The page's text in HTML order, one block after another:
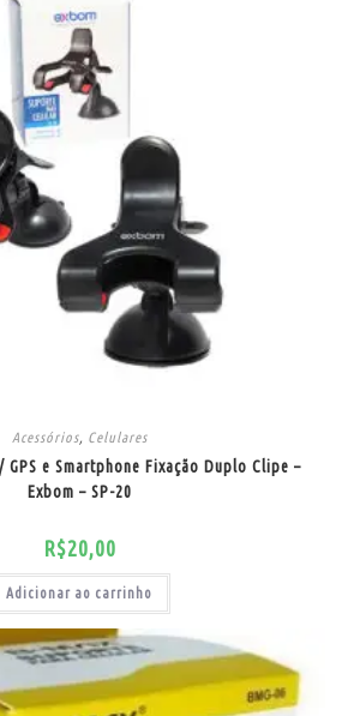
Acessórios, Celulares
e Smartphone Fixação Duplo Clipe –
Exbom – SP-20
R$20,00
Adicionar ao carrinho